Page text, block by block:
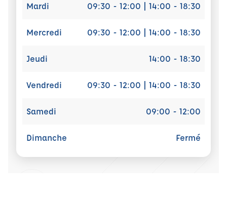
Mardi 09:30 - 12:00 | 14:00 - 18:30
Mercredi 09:30 - 12:00 | 14:00 - 18:30
Jeudi 14:00 - 18:30
Vendredi 09:30 - 12:00 | 14:00 - 18:30
Samedi 09:00 - 12:00
Dimanche Fermé